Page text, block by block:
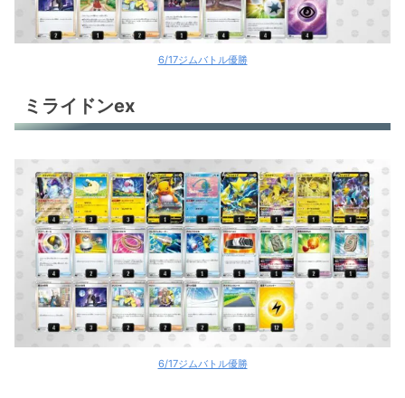
6/17ジムバトル優勝
ミライドンex
6/17ジムバトル優勝